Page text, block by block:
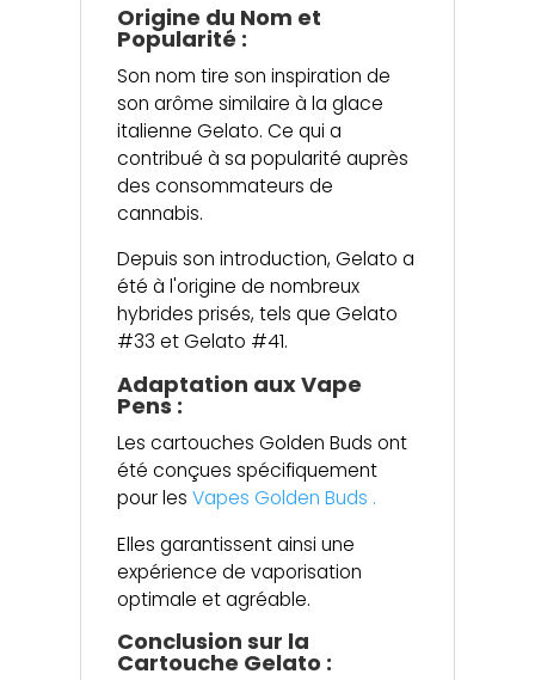
Origine du Nom et
Popularité :
Son nom tire son inspiration de
son arôme similaire à la glace
italienne Gelato. Ce qui a
contribué à sa popularité auprès
des consommateurs de
cannabis.
Depuis son introduction, Gelato a
été à l'origine de nombreux
hybrides prisés, tels que Gelato
#33 et Gelato #41.
Adaptation aux Vape
Pens :
Les cartouches Golden Buds ont
été conçues spécifiquement
pour lesVapes Golden Buds .
Elles garantissent ainsi une
expérience de vaporisation
optimale et agréable.
Conclusion sur la
Cartouche Gelato :